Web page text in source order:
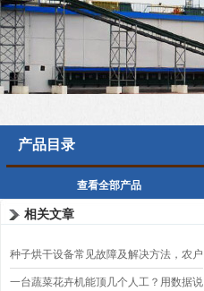
产品目录
查看全部产品
相关文章
种子烘干设备常见故障及解决方法，农户
必看
一台蔬菜花卉机能顶几个人工？用数据说